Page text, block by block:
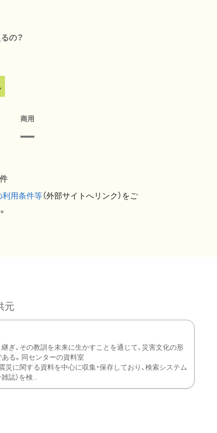
の？
商用
利用条件等（外部サイトへリンク）をご
元
ぎ、その教訓を未来に生かすことを通じて、災害文化の形
る。同センターの資料室
に関する資料を中心に収集・保存しており、検索システム
誌）を検...